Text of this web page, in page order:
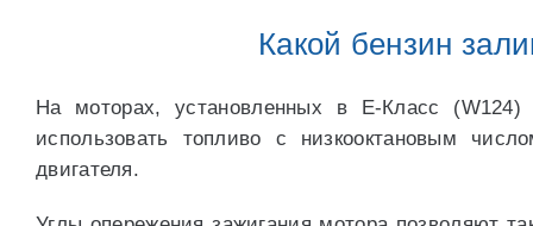
Какой бензин
На моторах, установленных в E-Класс (W124)
использовать топливо с низкооктановым
двигателя.